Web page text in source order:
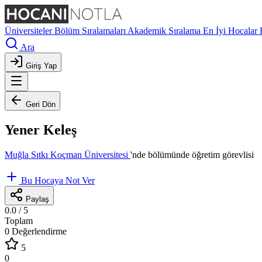
ÜniversitelerBölüm Sıralamaları Akademik Sıralama En İyi Hocalar
Ara
Giriş Yap
Geri Dön
Yener Keleş
Muğla Sıtkı Koçman Üniversitesi 'nde bölümünde öğretim görevlisi
Bu Hocaya Not Ver
Paylaş
0.0 / 5
Toplam
0 Değerlendirme
5
0